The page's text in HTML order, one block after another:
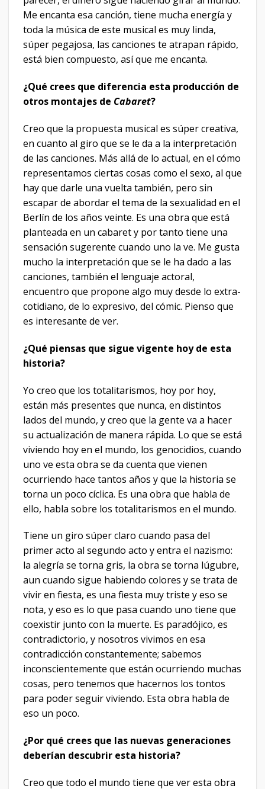
Me encanta esa canción, tiene mucha energía y
toda la música de este musical es muy linda,
súper pegajosa, las canciones te atrapan rápido,
está bien compuesto, así que me encanta.
¿Qué crees que diferencia esta producción de
otros montajes de Cabaret?
Creo que la propuesta musical es súper creativa,
en cuanto al giro que se le da a la interpretación
de las canciones. Más allá de lo actual, en el cómo
representamos ciertas cosas como el sexo, al que
hay que darle una vuelta también, pero sin
escapar de abordar el tema de la sexualidad en el
Berlín de los años veinte. Es una obra que está
planteada en un cabaret y por tanto tiene una
sensación sugerente cuando uno la ve. Me gusta
mucho la interpretación que se le ha dado a las
canciones, también el lenguaje actoral,
encuentro que propone algo muy desde lo extra-
cotidiano, de lo expresivo, del cómic. Pienso que
es interesante de ver.
¿Qué piensas que sigue vigente hoy de esta
historia?
Yo creo que los totalitarismos, hoy por hoy,
están más presentes que nunca, en distintos
lados del mundo, y creo que la gente va a hacer
su actualización de manera rápida. Lo que se está
viviendo hoy en el mundo, los genocidios, cuando
uno ve esta obra se da cuenta que vienen
ocurriendo hace tantos años y que la historia se
torna un poco cíclica. Es una obra que habla de
ello, habla sobre los totalitarismos en el mundo.
Tiene un giro súper claro cuando pasa del
primer acto al segundo acto y entra el nazismo:
la alegría se torna gris, la obra se torna lúgubre,
aun cuando sigue habiendo colores y se trata de
vivir en fiesta, es una fiesta muy triste y eso se
nota, y eso es lo que pasa cuando uno tiene que
coexistir junto con la muerte. Es paradójico, es
contradictorio, y nosotros vivimos en esa
contradicción constantemente; sabemos
inconscientemente que están ocurriendo muchas
cosas, pero tenemos que hacernos los tontos
para poder seguir viviendo. Esta obra habla de
eso un poco.
¿Por qué crees que las nuevas generaciones
deberían descubrir esta historia?
Creo que todo el mundo tiene que ver esta obra